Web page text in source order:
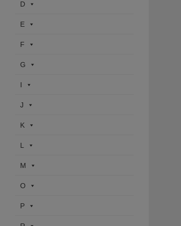
D
E
F
G
I
J
K
L
M
O
P